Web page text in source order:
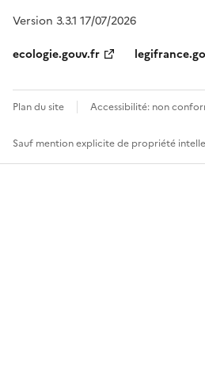
Version 3.3.1 17/07/2026
ecologie.gouv.fr
Plan du site Accessibilité: non
Sauf mention explicite de propriété